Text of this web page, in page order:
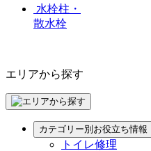
水栓柱・
散水栓
エリアから探す
カテゴリー別お役立ち情報
トイレ修理